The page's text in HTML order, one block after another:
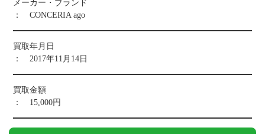
メーカー・ブランド
： CONCERIA ago
買取年月日
： 2017年11月14日
買取金額
： 15,000円